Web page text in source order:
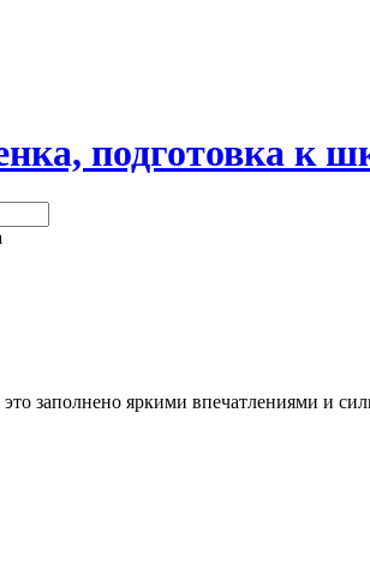
подготовка к
заполнено яркими впечатлениями и